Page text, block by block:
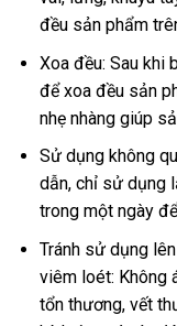
đều sản phẩm
Xoa đều: Sau khi
để xoa đều sản
nhẹ nhàng giúp
Sử dụng không
dẫn, chỉ sử dụng
trong một ngày
Tránh sử dụng
viêm loét: Không
tổn thương, vết